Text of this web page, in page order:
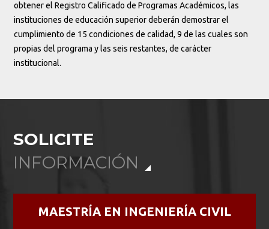
obtener el Registro Calificado de Programas Académicos, las
instituciones de educación superior deberán demostrar el
cumplimiento de 15 condiciones de calidad, 9 de las cuales son
propias del programa y las seis restantes, de carácter
institucional.
SOLICITE
INFORMACIÓN
MAESTRÍA EN INGENIERÍA CIVIL